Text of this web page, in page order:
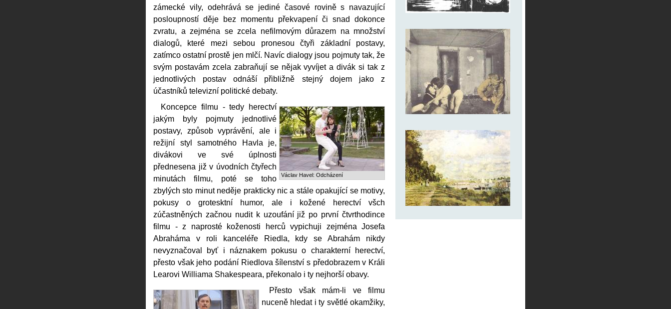
zámecké vily, odehrává se jediné časové rovině s navazující
posloupností děje bez momentu překvapení či snad dokonce
zvratu, a zejména se zcela nefilmovým důrazem na množství
dialogů, které mezi sebou pronesou čtyři základní postavy,
zatímco ostatní prostě jen mlčí. Navíc dialogy jsou pojmuty tak, že
svým postavám zcela zabraňují se nějak vyvíjet a divák si tak z
jednotlivých postav odnáší přibližně stejný dojem jako z
účastníků televizní politické debaty.
Václav Havel: Odcházení
Koncepce filmu - tedy herectví
jakým byly pojmuty jednotlivé
postavy, způsob vyprávění, ale i
režijní styl samotného Havla je,
divákovi ve své úplnosti
přednesena již v úvodních čtyřech
minutách filmu, poté se toho
zbylých sto minut neděje prakticky nic a stále opakující se motivy,
pokusy o grotesktní humor, ale i kožené herectví všch
zúčastněných začnou nudit k uzoufání již po první čtvrthodince
filmu - z naprosté koženosti herců vypichuji zejména Josefa
Abraháma v roli kanceléře Riedla, kdy se Abrahám nikdy
nevyznačoval byť i náznakem pokusu o charakterní herectví,
přesto však jeho podání Riedlova šílenství s předobrazem v Králi
Learovi Williama Shakespeara, překonalo i ty nejhorší obavy.
Přesto však mám-li ve filmu
nuceně hledat i ty světlé okamžiky,